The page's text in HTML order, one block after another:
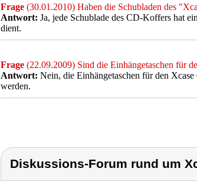
Frage (30.01.2010) Haben die Schubladen des
Antwort: Ja, jede Schublade des CD-Koffers hat
dient.
Frage (22.09.2009) Sind die Einhängetaschen für
Antwort: Nein, die Einhängetaschen für den
werden.
Diskussions-Forum rund um